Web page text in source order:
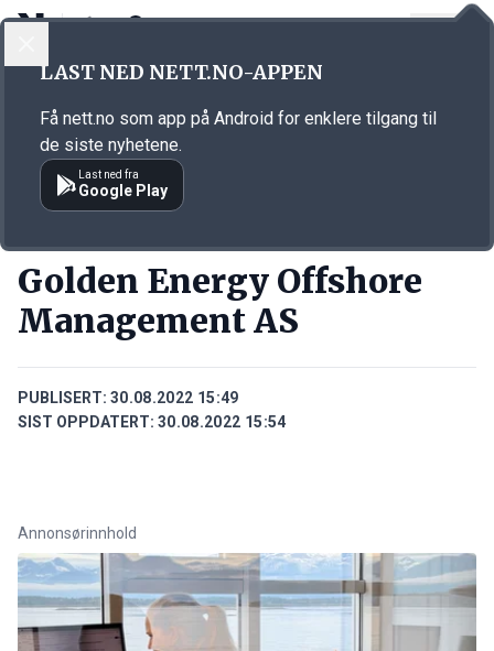
Annonsørinnhold
Golden Energy Offshore
Management AS
PUBLISERT: 30.08.2022 15:49
SIST OPPDATERT: 30.08.2022 15:54
Annonsørinnhold
LAST NED NETT.NO-APPEN
Få nett.no som app på Android for enklere tilgang til
de siste nyhetene.
Last ned fra
Google Play